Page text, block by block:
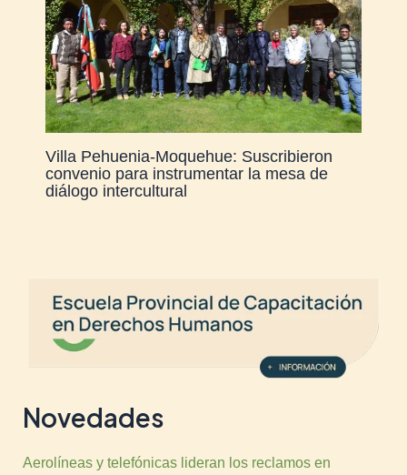
Villa Pehuenia-Moquehue: Suscribieron
convenio para instrumentar la mesa de
diálogo intercultural
Novedades
Aerolíneas y telefónicas lideran los reclamos en